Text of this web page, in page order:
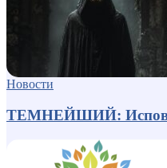
Новости
ТЕМНЕЙШИЙ: